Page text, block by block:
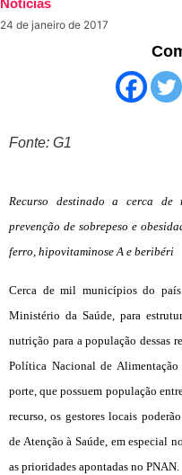
24 de janeiro de 2017
Fonte: G1
Recurso destinado a cerca
prevenção de sobrepeso e
ferro, hipovitaminose A e beribéri
Cerca de mil municípios do
Ministério da Saúde, para
nutrição para a população dessas
Política Nacional de
porte, que possuem população
recurso, os gestores locais
de Atenção à Saúde, em especial
as prioridades apontadas no PNAN.